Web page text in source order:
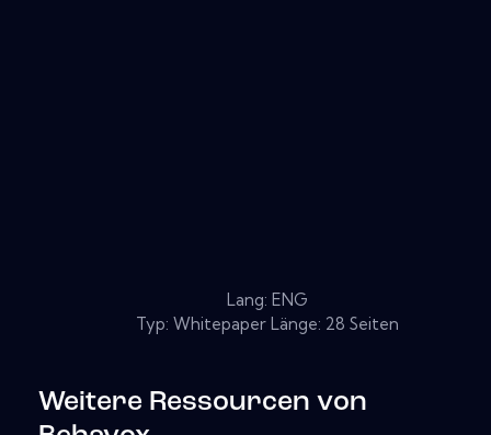
Lang: ENG
Typ: Whitepaper Länge: 28 Seiten
Weitere Ressourcen von